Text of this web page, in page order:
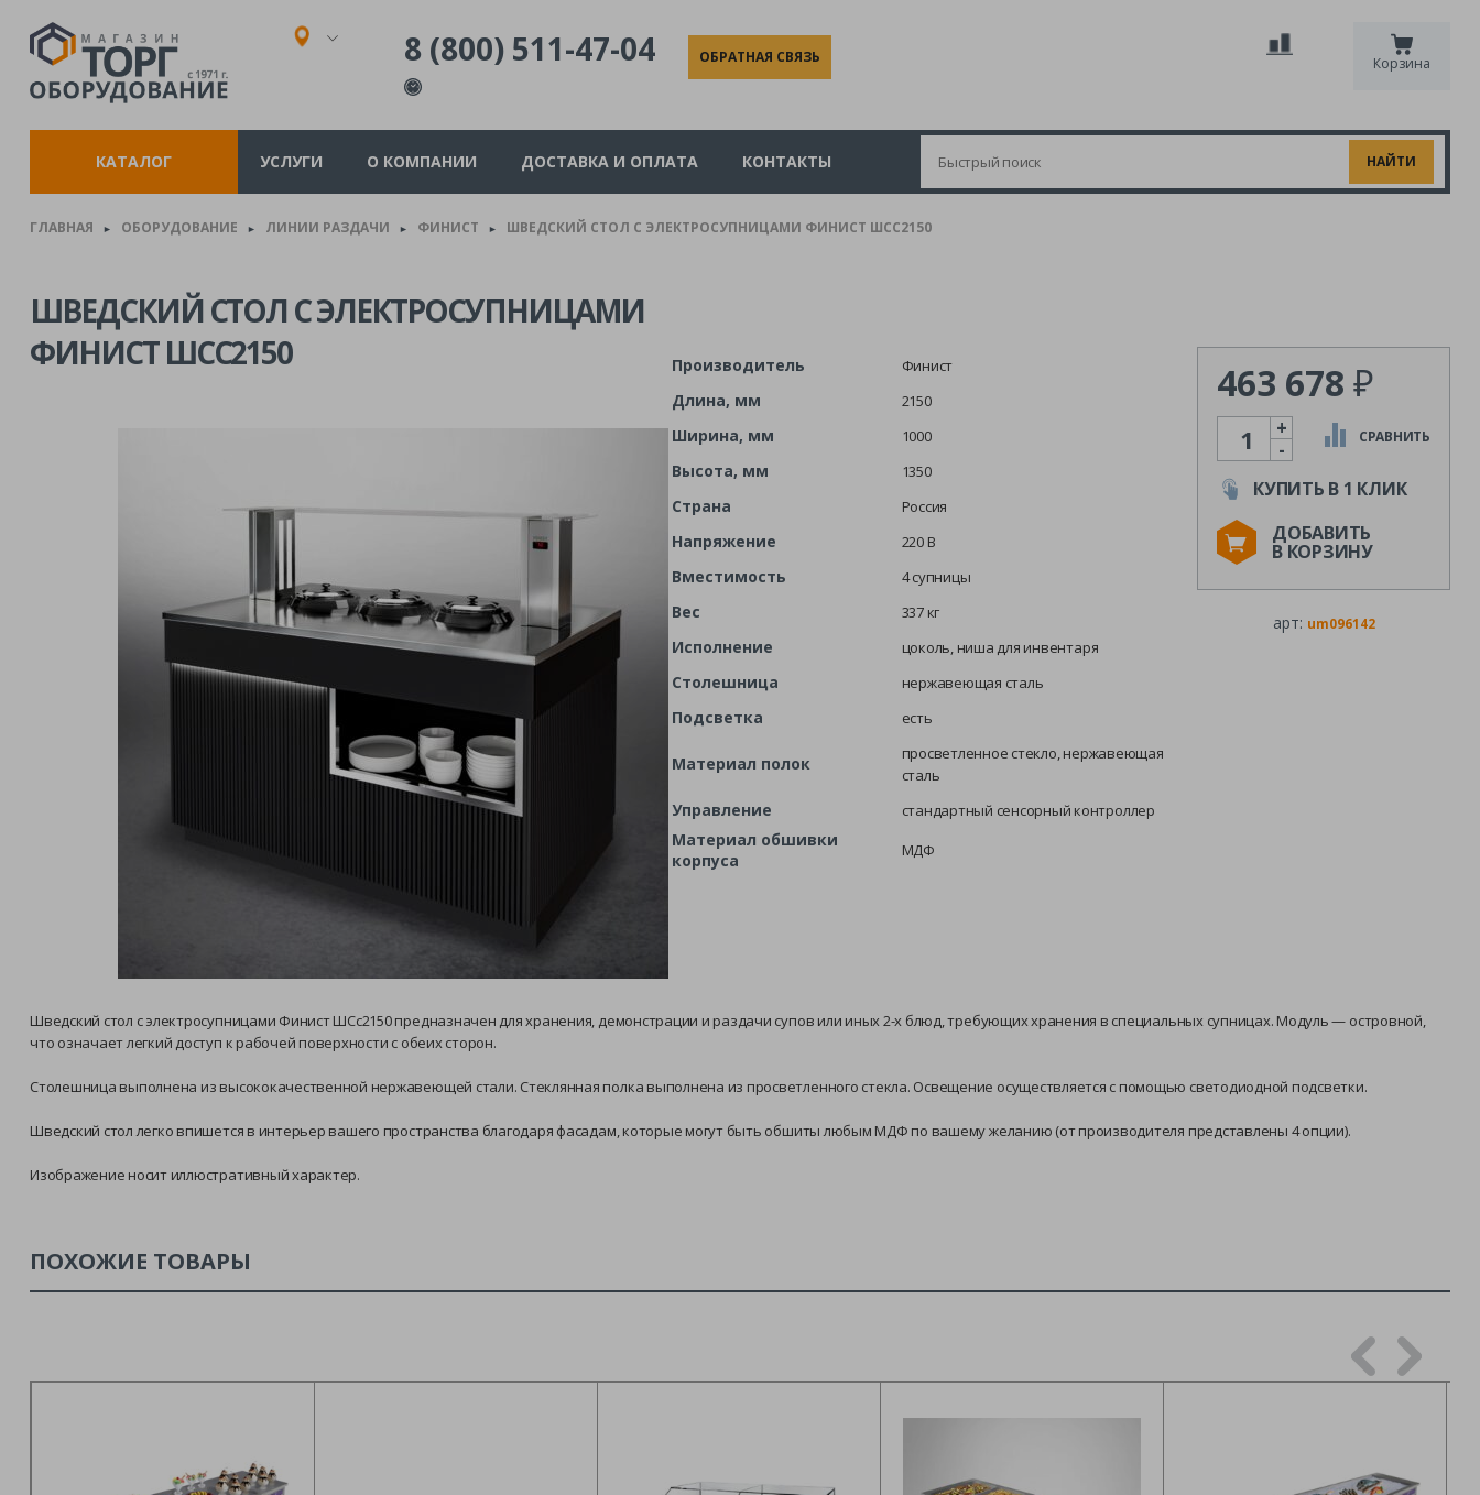
8 (800) 511-47-04 ОБРАТНАЯ СВЯЗЬ Корзина
КАТАЛОГ УСЛУГИ О КОМПАНИИ ДОСТАВКА И ОПЛАТА КОНТАКТЫ
ГЛАВНАЯ ► ОБОРУДОВАНИЕ ► ЛИНИИ РАЗДАЧИ ► ФИНИСТ ► ШВЕДСКИЙ СТОЛ С ЭЛЕКТРОСУПНИЦАМИ ФИНИСТ ШСС2150
ШВЕДСКИЙ СТОЛ С ЭЛЕКТРОСУПНИЦАМИ
ФИНИСТ ШСС2150
Производитель Финист
Длина, мм 2150
Ширина, мм 1000
Высота, мм 1350
Страна Россия
Напряжение 220 В
Вместимость 4 супницы
Вес 337 кг
Исполнение цоколь, ниша для инвентаря
Столешница нержавеющая сталь
Подсветка есть
Материал полок
просветленное стекло, нержавеющая
сталь
Управление стандартный сенсорный контроллер
Материал обшивки
корпуса
МДФ
463 678 ₽
Количество
-
+ СРАВНИТЬ
КУПИТЬ В 1 КЛИК
ДОБАВИТЬ
В КОРЗИНУ
арт: um096142
Шведский стол с электросупницами Финист ШСс2150 предназначен для хранения, демонстрации и раздачи супов или иных 2-х блюд, требующих хранения в специальных супницах. Модуль — островной,
что означает легкий доступ к рабочей поверхности с обеих сторон.
Столешница выполнена из высококачественной нержавеющей стали. Стеклянная полка выполнена из просветленного стекла. Освещение осуществляется с помощью светодиодной подсветки.
Шведский стол легко впишется в интерьер вашего пространства благодаря фасадам, которые могут быть обшиты любым МДФ по вашему желанию (от производителя представлены 4 опции).
Изображение носит иллюстративный характер.
ПОХОЖИЕ ТОВАРЫ